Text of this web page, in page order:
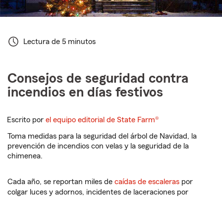
Lectura de 5 minutos
Consejos de seguridad contra
incendios en días festivos
Escrito porel equipo editorial de State Farm®
Toma medidas para la seguridad del árbol de Navidad, la
prevención de incendios con velas y la seguridad de la
chimenea.
Cada año, se reportan miles de caídas de escaleras por
colgar luces y adornos, incidentes de laceraciones por